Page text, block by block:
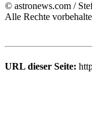
© astronews.com /
Alle Rechte
URL dieser Seite: